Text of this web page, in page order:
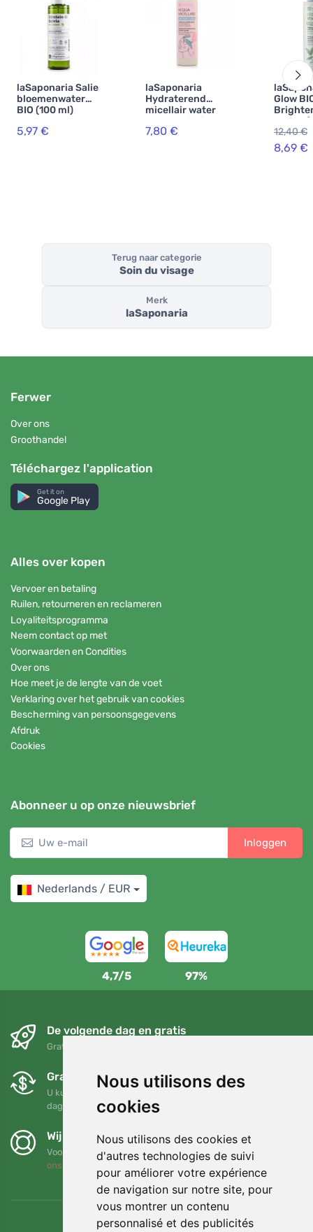
Nous utilisons des
cookies
Nous utilisons des cookies et
d'autres technologies de suivi
pour améliorer votre expérience
de navigation sur notre site, pour
vous montrer un contenu
personnalisé et des publicités
laSaponaria Salie
bloemenwater
BIO (100 ml)
5,97 €
laSaponaria
Hydraterend
micellair water
met prebiotica
(200 ml) - met
7,80 €
Glow
Lotion
met
12,40 €
8,69 €
Terug naar categorie
Soin du visage
Merk
laSaponaria
Ferwer
Over ons
Groothandel
Téléchargez l'application
Get it on
Google Play
Alles over kopen
Vervoer en betaling
Ruilen, retourneren en reclameren
Loyaliteitsprogramma
Neem contact op met
Voorwaarden en Condities
Over ons
Hoe meet je de lengte van de voet
Verklaring over het gebruik van cookies
Bescherming van persoonsgegevens
Afdruk
Cookies
Abonneer u op onze nieuwsbrief
Inloggen
Nederlands / EUR
4,7/5 97%
De volgende dag en gratis
Gratis verzending voor bestellingen boven 95 EUR
Gratis ruilen en retourneren
U kunt uw bestelling op elk gewenst moment binnen 90
dagen retourneren of ruilen
Wij steunen Trees.org
Voor elke bestelling planten we een boom! Lees meer
ons